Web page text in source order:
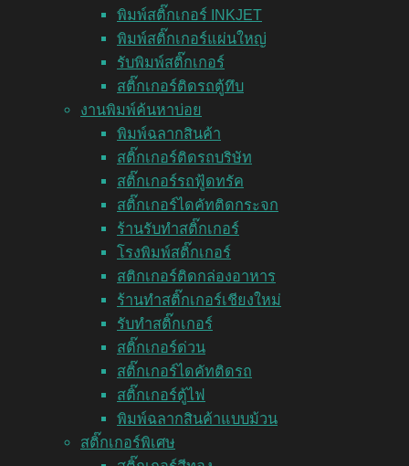
พิมพ์สติ๊กเกอร์ INKJET
พิมพ์สติ๊กเกอร์แผ่นใหญ่
รับพิมพ์สติ๊กเกอร์
สติ๊กเกอร์ติดรถตู้ทึบ
งานพิมพ์ค้นหาบ่อย
พิมพ์ฉลากสินค้า
สติ๊กเกอร์ติดรถบริษัท
สติ๊กเกอร์รถฟู้ดทรัค
สติ๊กเกอร์ไดคัทติดกระจก
ร้านรับทำสติ๊กเกอร์
โรงพิมพ์สติ๊กเกอร์
สติกเกอร์ติดกล่องอาหาร
ร้านทำสติ๊กเกอร์เชียงใหม่
รับทำสติ๊กเกอร์
สติ๊กเกอร์ด่วน
สติ๊กเกอร์ไดคัทติดรถ
สติ๊กเกอร์ตู้ไฟ
พิมพ์ฉลากสินค้าแบบม้วน
สติ๊กเกอร์พิเศษ